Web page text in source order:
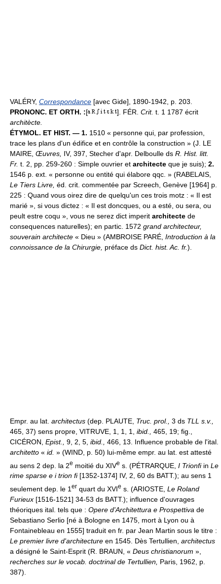
VALÉRY, Correspondance [avec Gide], 1890-1942, p. 203.
PRONONC. ET ORTH. :[ ]. FÉR. Crit. t. 1 1787 écrit
architècte.
ÉTYMOL. ET HIST. — 1. 1510 « personne qui, par profession,
trace les plans d'un édifice et en contrôle la construction » (J. LE
MAIRE, Œuvres, IV, 397, Stecher d'apr. Delboulle ds R. Hist. litt.
Fr. t. 2, pp. 259-260 : Simple ouvrier et architecte que je suis); 2.
1546 p. ext. « personne ou entité qui élabore qqc. » (RABELAIS,
Le Tiers Livre, éd. crit. commentée par Screech, Genève [1964] p.
225 : Quand vous oirez dire de quelqu'un ces trois motz : « Il est
marié », si vous dictez : « Il est doncques, ou a esté, ou sera, ou
peult estre coqu », vous ne serez dict imperit architecte de
consequences naturelles); en partic. 1572 grand architecteur,
souverain architecte « Dieu » (AMBROISE PARÉ, Introduction à la
connoissance de la Chirurgie, préface ds Dict. hist. Ac. fr.).
Empr. au lat. architectus (dep. PLAUTE, Truc. prol., 3 ds TLL s.v.,
465, 37) sens propre, VITRUVE, 1, 1, 1, ibid.,
465, 19; fig.,
CICÉRON, Epist., 9, 2, 5, ibid.,
466, 13. Influence probable de l'ital.
architetto « id. » (WIND, p. 50) lui-même empr. au lat. est attesté
au sens 2 dep. la 2e moitié du XIVe s. (PÉTRARQUE, I Trionfiin Le
rime sparse e i trion fi[1352-1374] IV, 2, 60 ds BATT.); au sens 1
seulement dep. le 1 er quart du XVIe s. (ARIOSTE, Le Roland
Furieux [1516-1521] 34-53 ds BATT.); influence d'ouvrages
théoriques ital. tels que : Opere d'Architettura e Prospettiva de
Sebastiano Serlio [né à Bologne en 1475, mort à Lyon ou à
Fontainebleau en 1555] traduit en fr. par Jean Martin sous le titre :
Le premier livre d'architecture en 1545. Dès Tertullien, architectus
a désigné le Saint-Esprit (R. BRAUN, « Deus christianorum »,
recherches sur le vocab. doctrinal de Tertullien, Paris, 1962, p.
387).